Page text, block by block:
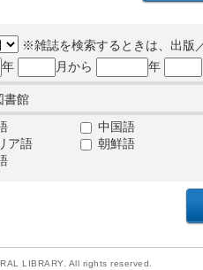
※雑誌を検索するときは、出版
年
月から 年
書館
中国語
ア語
朝鮮語
LIBRARY. All rights reserved.